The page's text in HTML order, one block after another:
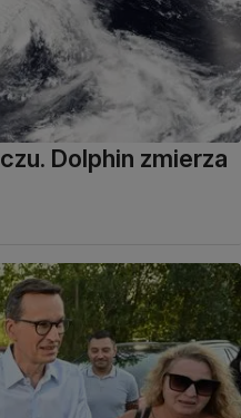
Dolphin zmierza